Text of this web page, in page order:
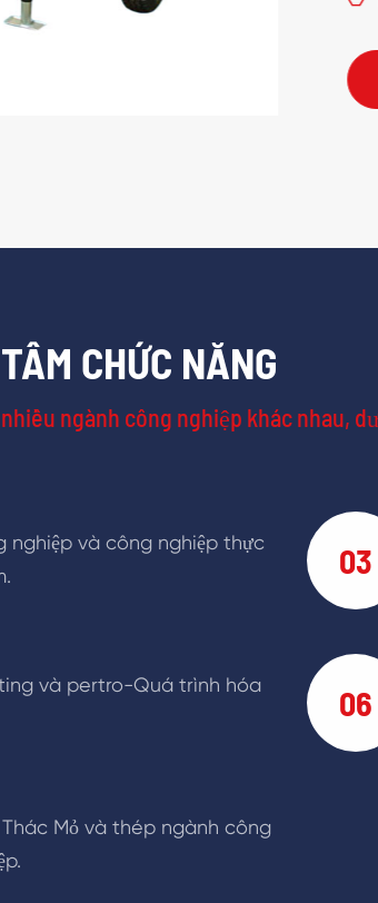
CHỨC NĂNG
ngành công nghiệp khác nhau,
nghiệp và công nghiệp thực
03
và pertro-Quá trình hóa
06
Thác Mỏ và thép ngành công